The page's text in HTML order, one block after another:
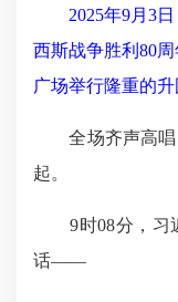
2025年9月3
西斯战争胜利80
广场举行隆重的
全场齐声高唱
起。
9时08分，习近
话——